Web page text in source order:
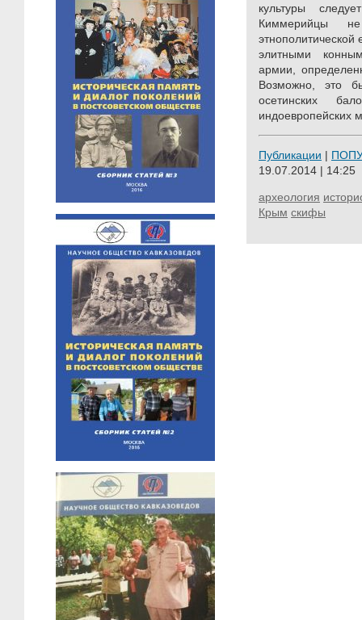
культуры
Киммерийцы не
элитными
армии,
Возможно, это
осетинских
индоевропейских
Публикации |
19.07.2014 | 14:25
археология
Крым скифы